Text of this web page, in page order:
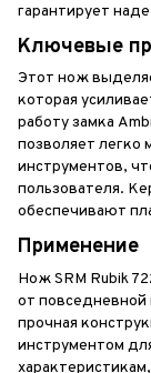
гарантирует
Ключевые
Этот нож
которая
работу замка
позволяет легко
инструментов,
пользователя.
обеспечивают
Применение
Нож SRM Rubik
от повседневной
прочная
инструментом